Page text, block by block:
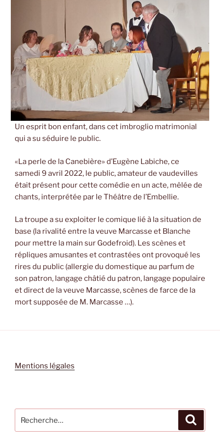
Un esprit bon enfant, dans cet imbroglio matrimonial
qui a su séduire le public.
«La perle de la Canebière» d’Eugène Labiche, ce
samedi 9 avril 2022, le public, amateur de vaudevilles
était présent pour cette comédie en un acte, mêlée de
chants, interprétée par le Théâtre de l’Embellie.
La troupe a su exploiter le comique lié à la situation de
base (la rivalité entre la veuve Marcasse et Blanche
pour mettre la main sur Godefroid). Les scènes et
répliques amusantes et contrastées ont provoqué les
rires du public (allergie du domestique au parfum de
son patron, langage châtié du patron, langage populaire
et direct de la veuve Marcasse, scènes de farce de la
mort supposée de M. Marcasse …).
Mentions légales
pour